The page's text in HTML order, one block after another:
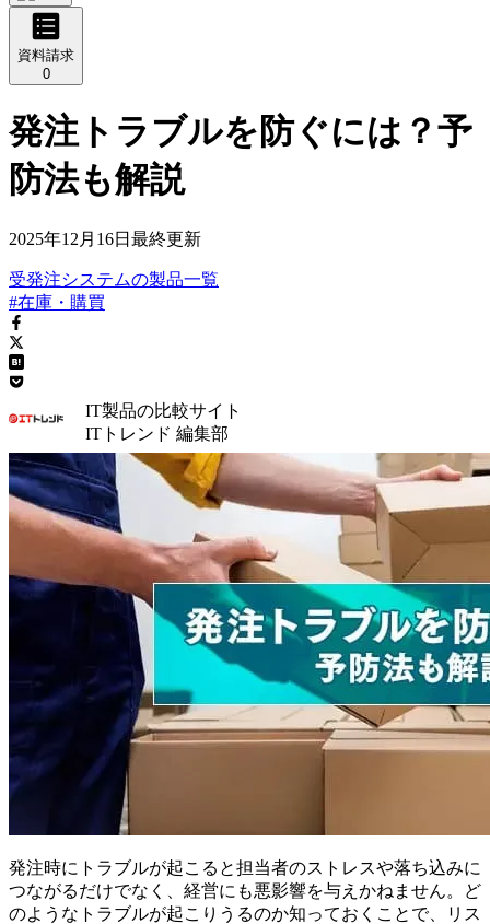
資料請求
0
発注トラブルを防ぐには？予
防法も解説
2025年12月16日 最終更新
受発注システムの製品一覧
#在庫・購買
IT製品の比較サイト
ITトレンド 編集部
発注時にトラブルが起こると担当者のストレスや落ち込みに
つながるだけでなく、経営にも悪影響を与えかねません。ど
のようなトラブルが起こりうるのか知っておくことで、リス